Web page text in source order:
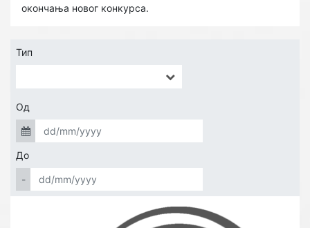
окончања новог конкурса.
Тип
Од
До
-